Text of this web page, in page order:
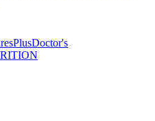
Doctor's